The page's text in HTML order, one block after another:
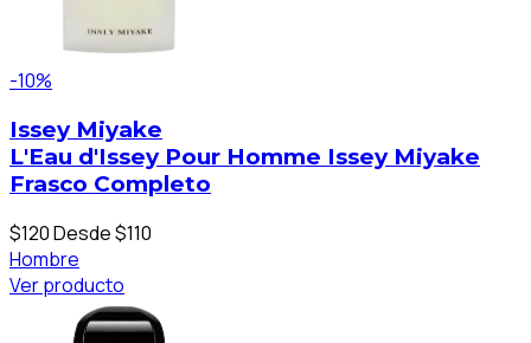
-10%
Issey Miyake
L'Eau d'Issey Pour Homme Issey Miyake
Frasco Completo
$120Desde $110
Hombre
Ver producto